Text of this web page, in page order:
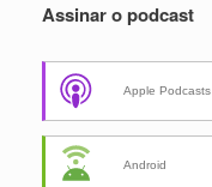
Assinar o podcast
Apple Podcasts
Android